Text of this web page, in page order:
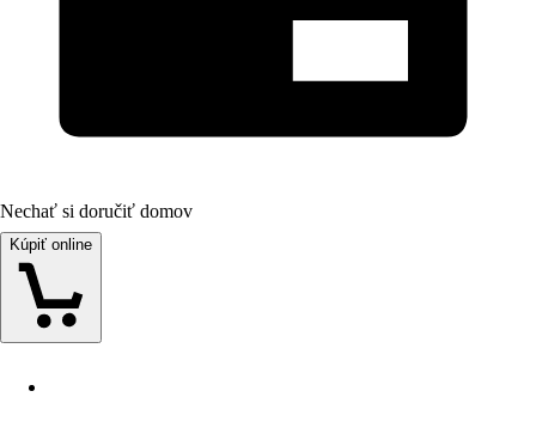
Nechať si doručiť domov
Kúpiť online